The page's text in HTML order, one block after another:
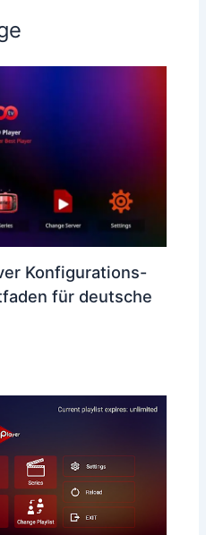
Konfigurations-
für deutsche